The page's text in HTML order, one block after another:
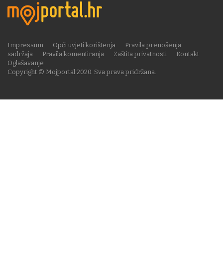
Copyright © Mojportal 2020. Sva prava pridržana.
Impressum Opći uvjeti korištenja
Pravila prenošenja
sadržaja
Pravila komentiranja Zaštita privatnosti
Kontakt
Oglašavanje